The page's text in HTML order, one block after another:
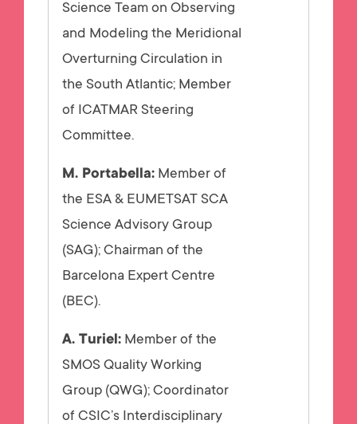
Science Team on Observing
and Modeling the Meridional
Overturning Circulation in
the South Atlantic; Member
of ICATMAR Steering
Committee.
M. Portabella: Member of
the ESA & EUMETSAT SCA
Science Advisory Group
(SAG); Chairman of the
Barcelona Expert Centre
(BEC).
A. Turiel: Member of the
SMOS Quality Working
Group (QWG); Coordinator
of CSIC’s Interdisciplinary